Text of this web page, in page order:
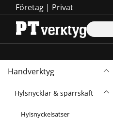
Företag | Privat
Handverktyg
Hylsnycklar & spärrskaft
Hylsnyckelsatser